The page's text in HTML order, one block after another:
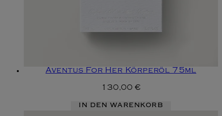
Aventus For Her Körperöl 75ml
130,00 €
IN DEN WARENKORB